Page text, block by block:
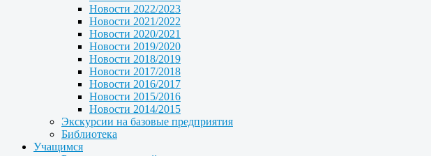
Новости 2022/2023
Новости 2021/2022
Новости 2020/2021
Новости 2019/2020
Новости 2018/2019
Новости 2017/2018
Новости 2016/2017
Новости 2015/2016
Новости 2014/2015
Экскурсии на базовые предприятия
Библиотека
Учащимся